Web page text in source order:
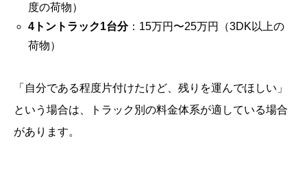
度の荷物）
4トントラック1台分：15万円〜25万円（3DK以上の
荷物）
「自分である程度片付けたけど、残りを運んでほしい」
という場合は、トラック別の料金体系が適している場合
があります。